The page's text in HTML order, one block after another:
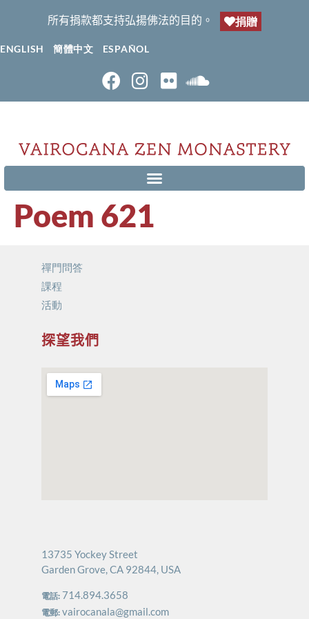
所有捐款都支持弘揚佛法的目的。 捐贈
ENGLISH 簡體中文 ESPAÑOL
Poem 621
禪門問答
課程
活動
探望我們
13735 Yockey Street
Garden Grove, CA 92844, USA
電話: 714.894.3658
電郵: vairocanala@gmail.com